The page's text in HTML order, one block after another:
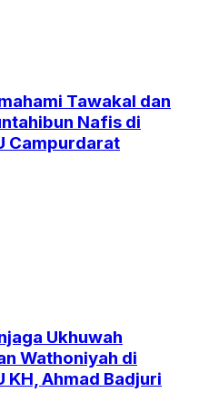
Tawakal dan
Nafis di
Campurdarat
Ukhuwah
Wathoniyah di
KH, Ahmad Badjuri